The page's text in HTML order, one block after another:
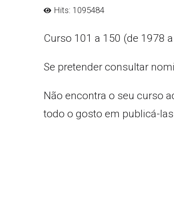
Hits: 1095484
Curso 101 a 150 (de 1978
Se pretender consultar
Não encontra o seu curso
todo o gosto em publicá-